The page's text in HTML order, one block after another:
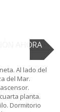
AHORA
Al lado del
del Mar.
planta.
Dormitorio